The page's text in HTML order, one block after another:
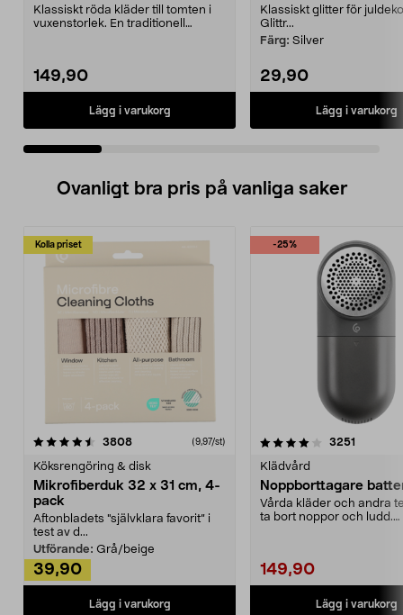
Klassiskt röda kläder till tomten i
vuxenstorlek. En traditionell
149,90
Lägg i varukorg
Klassiskt glitter för
Glittr...
Färg: Silver
29,90
Lägg i varukorg
Ovanligt bra pris på vanliga saker
Kolla priset
3808recensioner (9,97/st)
Köksrengöring & disk
Mikrofiberduk 32 x 31 cm, 4-
pack
Aftonbladets "självklara favorit” i
test av d...
Utförande: Grå/beige
39,90
Lägg i varukorg
-25%
4.0av 5 stjärnor 3251
Klädvård
Noppborttagare
Vårda kläder och andra
ta bort noppor och ludd.
149,90
Lägg i varukorg
4.5av 5 stjärnor